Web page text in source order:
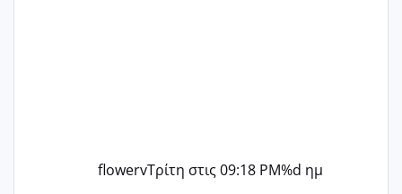
flowervΤρίτη στις 09:18 PM%d ημ